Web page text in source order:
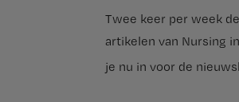
Twee keer per week
artikelen van Nursing
je nu in voor de